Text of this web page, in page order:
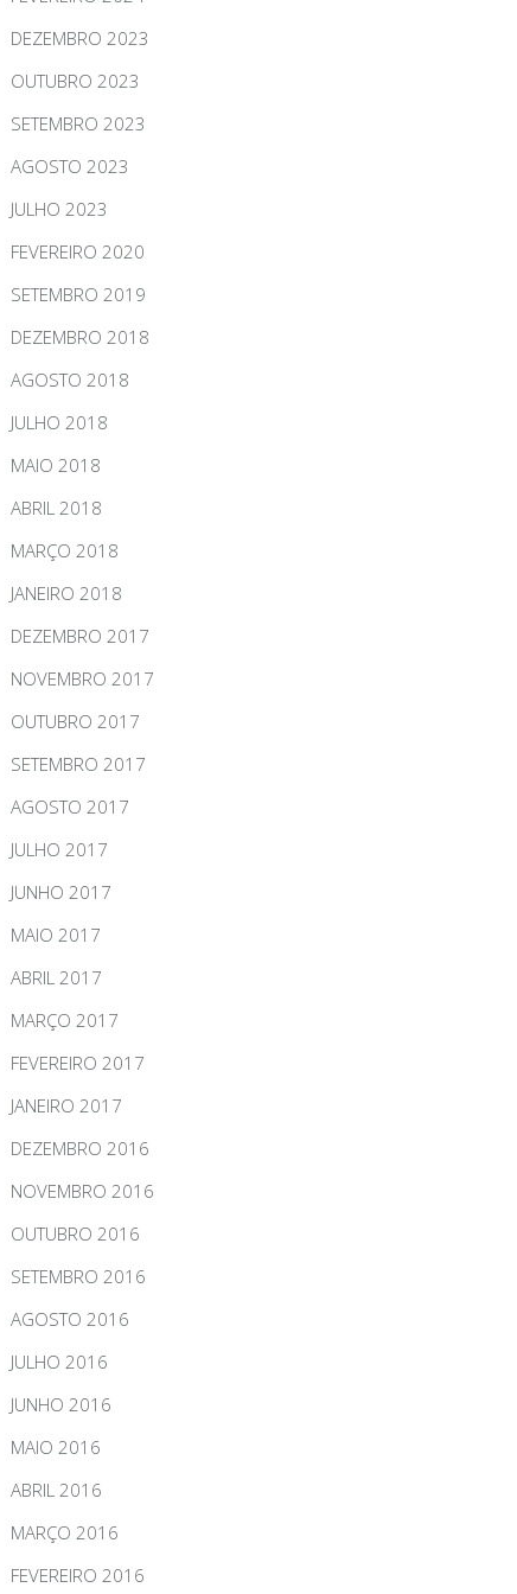
DEZEMBRO 2023
OUTUBRO 2023
SETEMBRO 2023
AGOSTO 2023
JULHO 2023
FEVEREIRO 2020
SETEMBRO 2019
DEZEMBRO 2018
AGOSTO 2018
JULHO 2018
MAIO 2018
ABRIL 2018
MARÇO 2018
JANEIRO 2018
DEZEMBRO 2017
NOVEMBRO 2017
OUTUBRO 2017
SETEMBRO 2017
AGOSTO 2017
JULHO 2017
JUNHO 2017
MAIO 2017
ABRIL 2017
MARÇO 2017
FEVEREIRO 2017
JANEIRO 2017
DEZEMBRO 2016
NOVEMBRO 2016
OUTUBRO 2016
SETEMBRO 2016
AGOSTO 2016
JULHO 2016
JUNHO 2016
MAIO 2016
ABRIL 2016
MARÇO 2016
FEVEREIRO 2016